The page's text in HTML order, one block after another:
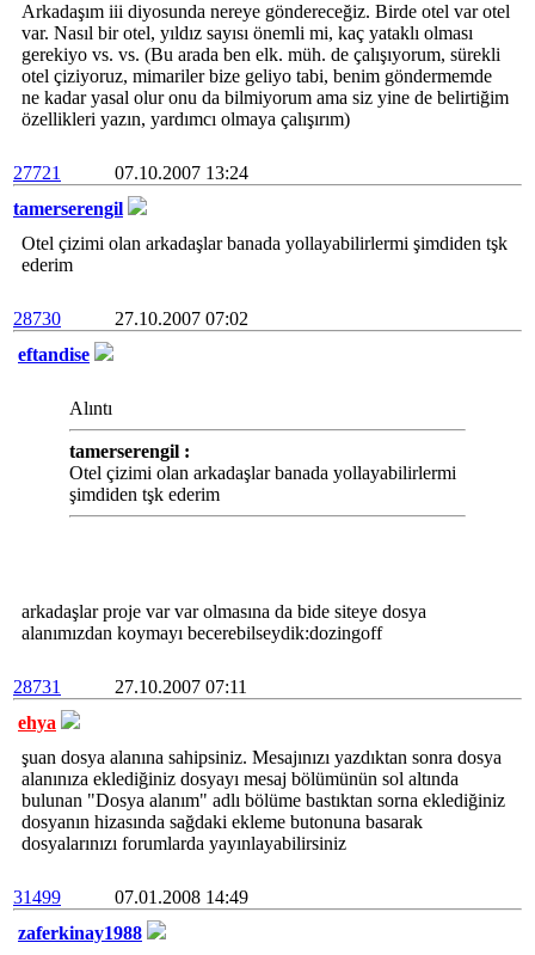
Arkadaşım iii diyosunda nereye göndereceğiz. Birde otel var otel
var. Nasıl bir otel, yıldız sayısı önemli mi, kaç yataklı olması
gerekiyo vs. vs. (Bu arada ben elk. müh. de çalışıyorum, sürekli
otel çiziyoruz, mimariler bize geliyo tabi, benim göndermemde
ne kadar yasal olur onu da bilmiyorum ama siz yine de belirtiğim
özellikleri yazın, yardımcı olmaya çalışırım)
27721
07.10.2007 13:24
tamerserengil
Otel çizimi olan arkadaşlar banada yollayabilirlermi şimdiden tşk
ederim
28730
27.10.2007 07:02
eftandise
Alıntı
tamerserengil :
Otel çizimi olan arkadaşlar banada yollayabilirlermi
şimdiden tşk ederim
arkadaşlar proje var var olmasına da bide siteye dosya
alanımızdan koymayı becerebilseydik:dozingoff
28731
27.10.2007 07:11
ehya
şuan dosya alanına sahipsiniz. Mesajınızı yazdıktan sonra dosya
alanınıza eklediğiniz dosyayı mesaj bölümünün sol altında
bulunan "Dosya alanım" adlı bölüme bastıktan sorna eklediğiniz
dosyanın hizasında sağdaki ekleme butonuna basarak
dosyalarınızı forumlarda yayınlayabilirsiniz
31499
07.01.2008 14:49
zaferkinay1988